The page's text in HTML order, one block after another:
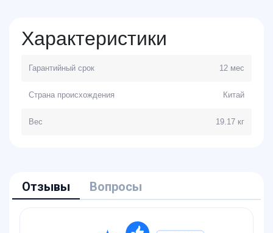
Характеристики
Гарантийный срок 12 мес
Страна происхождения Китай
Вес 19.17 кг
Отзывы Вопросы